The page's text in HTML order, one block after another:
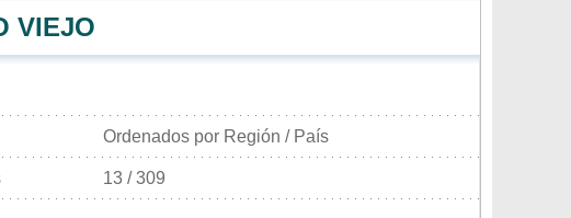
VIEJO
Ordenados por Región / País
13 / 309